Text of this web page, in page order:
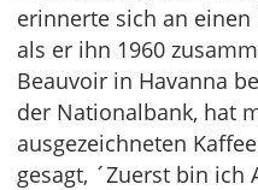
erinnerte sich an einen
als er ihn 1960
Beauvoir in Havanna
der Nationalbank, hat
ausgezeichneten
gesagt, ´Zuerst bin ich